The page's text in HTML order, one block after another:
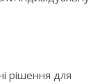
рішення для